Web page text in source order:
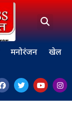
मनोरंजन खेल